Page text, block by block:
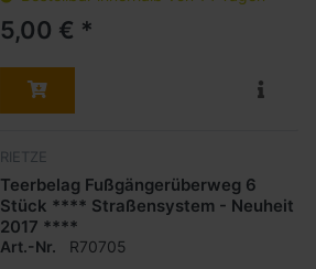
5,00 € *
RIETZE
Teerbelag Fußgängerüberweg 6
Stück **** Straßensystem - Neuheit
2017 ****
Art.-Nr. R70705